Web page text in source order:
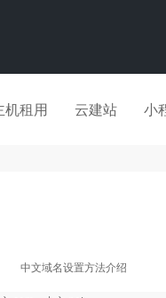
机租用 云建站 小
中文域名设置方法介绍